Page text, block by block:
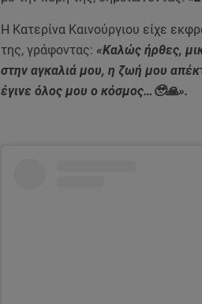
Η Κατερίνα Καινούργιου είχε
της, γράφοντας: «Καλώς ήρθες,
στην αγκαλιά μου, η ζωή μου
έγινε όλος μου ο κόσμος…🥹🙏».